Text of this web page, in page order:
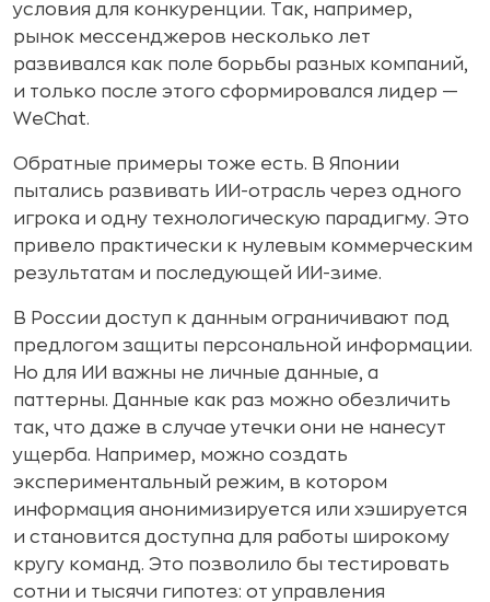
условия для конкуренции. Так, например,
рынок мессенджеров несколько лет
развивался как поле борьбы разных компаний,
и только после этого сформировался лидер —
WeChat.
Обратные примеры тоже есть. В Японии
пытались развивать ИИ-отрасль через одного
игрока и одну технологическую парадигму. Это
привело практически к нулевым коммерческим
результатам и последующей ИИ-зиме.
В России доступ к данным ограничивают под
предлогом защиты персональной информации.
Но для ИИ важны не личные данные, а
паттерны. Данные как раз можно обезличить
так, что даже в случае утечки они не нанесут
ущерба. Например, можно создать
экспериментальный режим, в котором
информация анонимизируется или хэшируется
и становится доступна для работы широкому
кругу команд. Это позволило бы тестировать
сотни и тысячи гипотез: от управления